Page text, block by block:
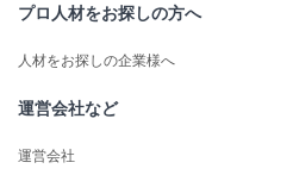
プロ人材をお探しの方へ
人材をお探しの企業様へ
運営会社など
運営会社